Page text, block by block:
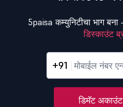
5paisa कम्युनिटीचा भाग बना -
डिस्काउंट
+91
डिमॅट